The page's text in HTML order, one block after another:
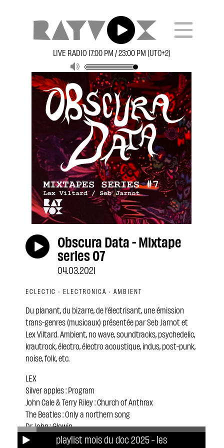
LIVE RADIO 17:00 PM / 23:00 PM (UTC+2)
playlist mois du doc 2025 - les
Obscura Data - Mixtape
series 07
04.03.2021
ECLECTIC · ELECTRONICA · AMBIENT
Du planant, du bizarre, de l’électrisant, une émission
trans-genres (musicaux) présentée par Seb Jarnot et
Lex Viltard. Ambient, no wave, soundtracks, psychedelic,
krautrock, électro, électro acoustique, indus, post-punk,
noise, folk, etc.
LEX
Silver apples : Program
John Cale & Terry Riley : Church of Anthrax
The Beatles : Only a northern song
Dr John : Glowin
The Seeds : Fallin